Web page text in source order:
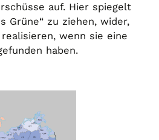
auf. Hier spiegelt
Grüne“ zu ziehen, wider,
wenn sie eine
haben.